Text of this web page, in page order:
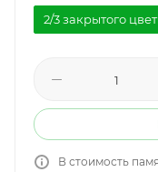
2/3 закрытого
В стоимость